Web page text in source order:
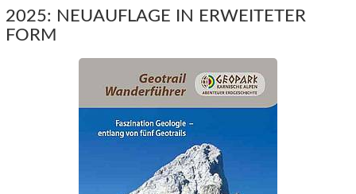
2025: NEUAUFLAGE IN ERWEITETER
FORM